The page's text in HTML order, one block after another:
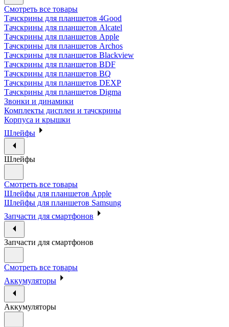
Смотреть все товары
Тачскрины для планшетов 4Good
Тачскрины для планшетов Alcatel
Тачскрины для планшетов Apple
Тачскрины для планшетов Archos
Тачскрины для планшетов Blackview
Тачскрины для планшетов BDF
Тачскрины для планшетов BQ
Тачскрины для планшетов DEXP
Тачскрины для планшетов Digma
Звонки и динамики
Комплекты дисплеи и тачскрины
Корпуса и крышки
Шлейфы
Шлейфы
Смотреть все товары
Шлейфы для планшетов Apple
Шлейфы для планшетов Samsung
Запчасти для смартфонов
Запчасти для смартфонов
Смотреть все товары
Аккумуляторы
Аккумуляторы